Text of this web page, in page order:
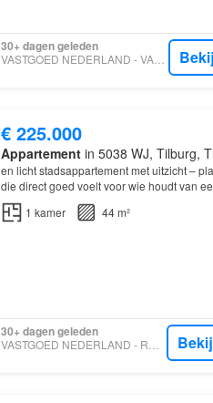
30+ dagen geleden
VASTGOED NEDERLAND - VAN DE WIEL MAKELAARDIJ BV
€ 225.000
Appartementin 5038 WJ, Tilburg,
en licht stadsappartement met uitzicht –
die direct goed voelt voor wie houdt van
1 kamer 44 m²
30+ dagen geleden
VASTGOED NEDERLAND - ROTSVAST NEDERLAND